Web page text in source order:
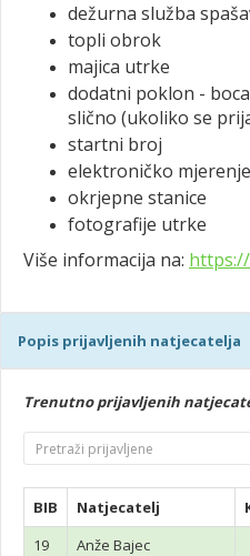
dežurna služba
topli obrok
majica utrke
dodatni poklon -
slično (ukoliko se
startni broj
elektroničko
okrjepne stanice
fotografije utrke
Više informacija na:
Popis prijavljenih natjecatelja
Trenutno prijavljenih
BIB Natjecatelj
19
Anže Bajec